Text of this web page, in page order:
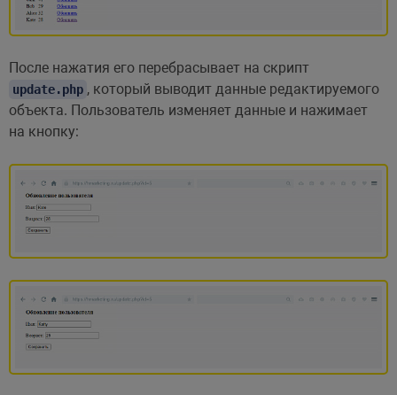
После нажатия его перебрасывает на скрипт
update.php , который выводит данные редактируемого
объекта. Пользователь изменяет данные и нажимает
на кнопку: